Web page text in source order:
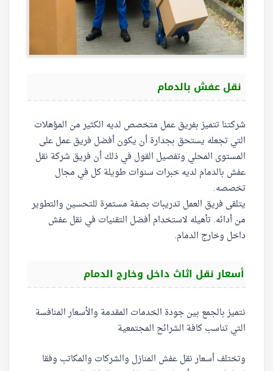
نقل عفش بالدمام
شركتنا تتميز بفريق عمل متخصص لديه الكثير من المؤهلات
التي تجعله يستحق بجدارة أن يكون أفضل فريق عمل على
المستوى المحلي وتفصيل القول في ذلك أن فريق شركة نقل
عفش بالدمام لديه خبرات سنوات طويلة كل في مجال
تخصصه.
يتلقى فريق العمل تدريبات بصفة مستمرة للتحسين والتطوير
من أدائه. تأهيله لاستخدام أفضل التقنيات في نقل عفش
داخل وخارج الدمام.
أسعار نقل اثاث داخل وخارج الدمام
نتميز بالجمع بين جودة الخدمات المقدمة والأسعار المنافسة
التي تناسب كافة الشرائح المجتمعية
وتختلف أسعار نقل عفش المنازل والشركات والمكاتب وفقا